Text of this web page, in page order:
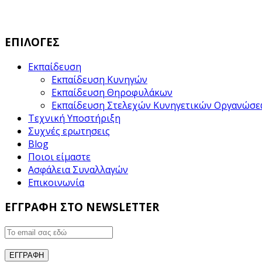
ΕΠΙΛΟΓΕΣ
Εκπαίδευση
Εκπαίδευση Κυνηγών
Εκπαίδευση Θηροφυλάκων
Εκπαίδευση Στελεχών Κυνηγετικών
Τεχνική Υποστήριξη
Συχνές ερωτησεις
Blog
Ποιοι είμαστε
Ασφάλεια Συναλλαγών
Επικοινωνία
ΕΓΓΡΑΦΗ ΣΤΟ NEWSLETTER